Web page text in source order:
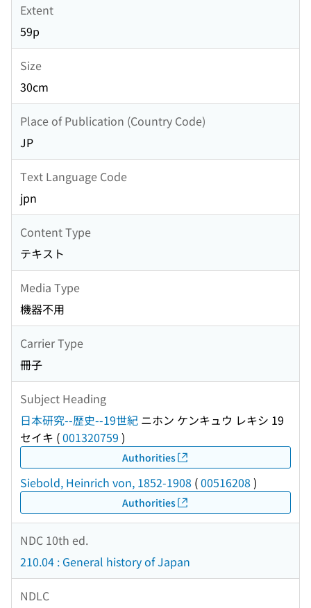
Extent
59p
Size
30cm
Place of Publication (Country Code)
JP
Text Language Code
jpn
Content Type
テキスト
Media Type
機器不用
Carrier Type
冊子
Subject Heading
日本研究--歴史--19世紀 ニホン ケンキュウ レキシ 19
セイキ (001320759 )
Authorities
Siebold, Heinrich von, 1852-1908 (00516208 )
Authorities
NDC 10th ed.
210.04 : General history of Japan
NDLC